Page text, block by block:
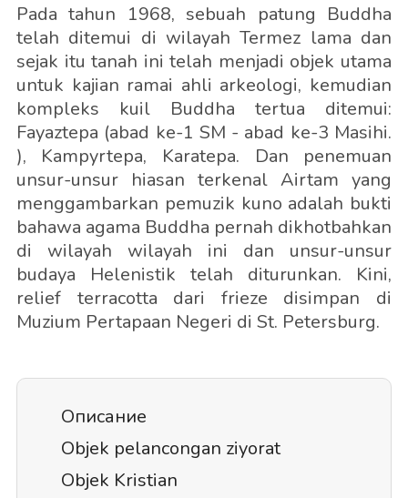
Pada tahun 1968, sebuah patung Buddha
telah ditemui di wilayah Termez lama dan
sejak itu tanah ini telah menjadi objek utama
untuk kajian ramai ahli arkeologi, kemudian
kompleks kuil Buddha tertua ditemui:
Fayaztepa (abad ke-1 SM - abad ke-3 Masihi.
), Kampyrtepa, Karatepa. Dan penemuan
unsur-unsur hiasan terkenal Airtam yang
menggambarkan pemuzik kuno adalah bukti
bahawa agama Buddha pernah dikhotbahkan
di wilayah wilayah ini dan unsur-unsur
budaya Helenistik telah diturunkan. Kini,
relief terracotta dari frieze disimpan di
Muzium Pertapaan Negeri di St. Petersburg.
Описание
Objek pelancongan ziyorat
Objek Kristian